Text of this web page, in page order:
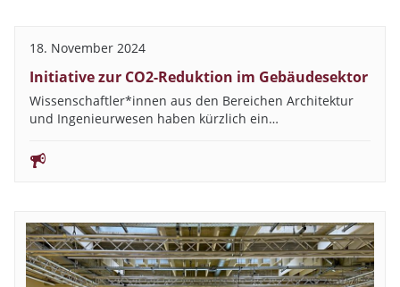
18. November 2024
Initiative zur CO2-Reduktion im Gebäudesektor
Wissenschaftler*innen aus den Bereichen Architektur
und Ingenieurwesen haben kürzlich ein…